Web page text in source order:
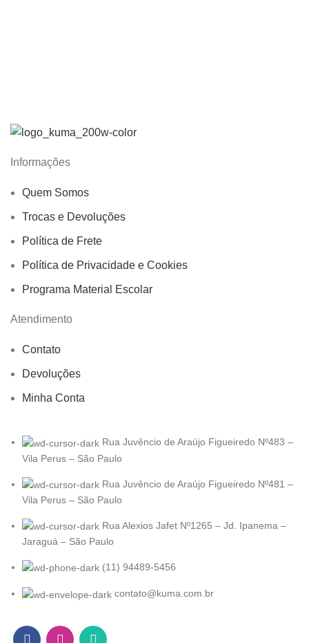
Informações
Quem Somos
Trocas e Devoluções
Política de Frete
Política de Privacidade e Cookies
Programa Material Escolar
Atendimento
Contato
Devoluções
Minha Conta
Rua Juvêncio de Araújo Figueiredo Nº483 –
Vila Perus – São Paulo
Rua Juvêncio de Araújo Figueiredo Nº481 –
Vila Perus – São Paulo
Rua Alexios Jafet Nº1265 – Jd. Ipanema –
Jaraguá – São Paulo
(11) 94489-5456
contato@kuma.com.br